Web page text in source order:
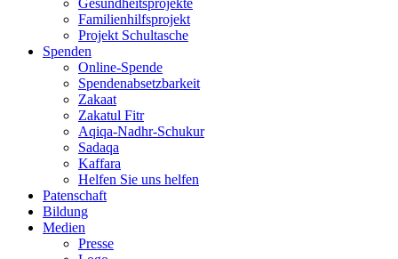
Gesundheitsprojekte
Familienhilfsprojekt
Projekt Schultasche
Spenden
Online-Spende
Spendenabsetzbarkeit
Zakaat
Zakatul Fitr
Aqiqa-Nadhr-Schukur
Sadaqa
Kaffara
Helfen Sie uns helfen
Patenschaft
Bildung
Medien
Presse